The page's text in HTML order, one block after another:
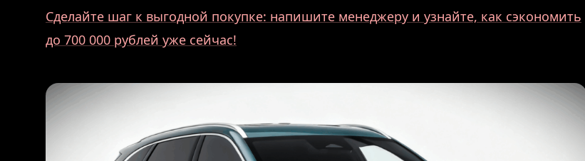
Сделайте шаг к выгодной покупке: напишите менеджеру и узнайте, как сэкономить
до 700 000 рублей уже сейчас!